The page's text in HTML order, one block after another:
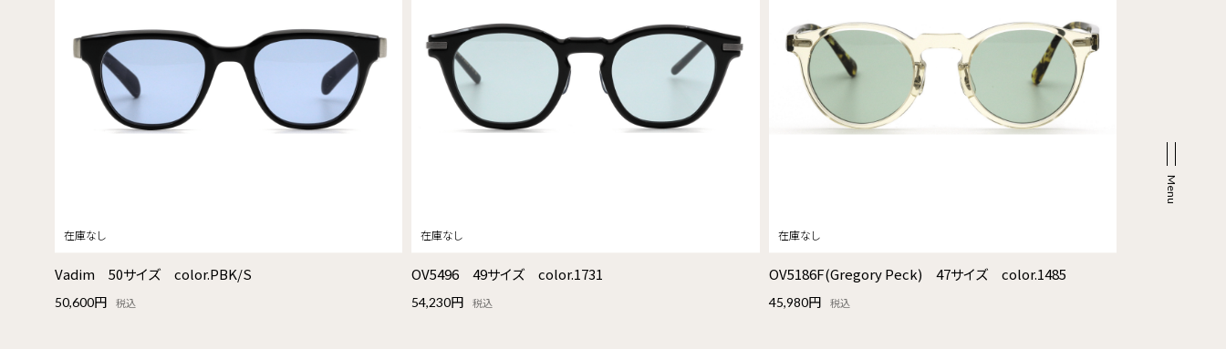
Vadim 50サイズ color.PBK/S
50,600円 税込
OV5496 49サイズ color.1731
54,230円 税込
OV5186F(Gregory Peck) 47サイズ color.1485
45,980円 税込